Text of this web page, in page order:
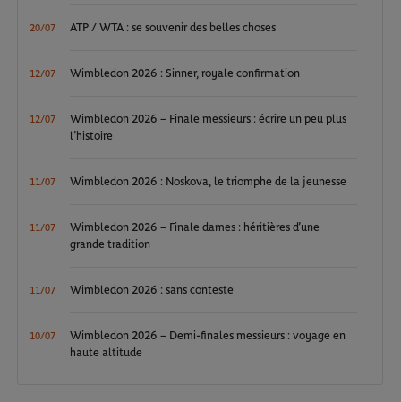
20/07 ATP / WTA : se souvenir des belles choses
12/07 Wimbledon 2026 : Sinner, royale confirmation
12/07
Wimbledon 2026 – Finale messieurs : écrire un peu plus
l’histoire
11/07 Wimbledon 2026 : Noskova, le triomphe de la jeunesse
11/07
Wimbledon 2026 – Finale dames : héritières d’une
grande tradition
11/07 Wimbledon 2026 : sans conteste
10/07
Wimbledon 2026 – Demi-finales messieurs : voyage en
haute altitude